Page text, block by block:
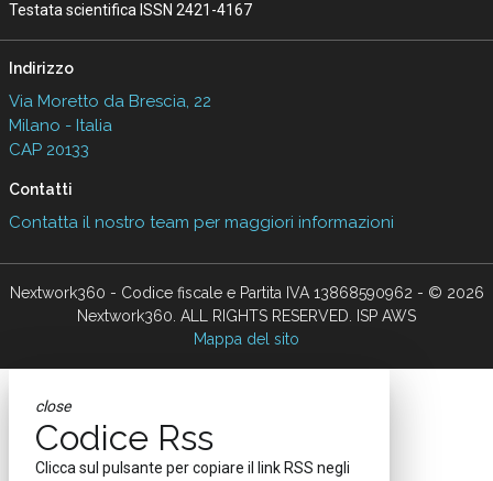
Testata scientifica ISSN 2421-4167
Indirizzo
Via Moretto da Brescia, 22
Milano - Italia
CAP 20133
Contatti
Contatta il nostro team per maggiori informazioni
Nextwork360 - Codice fiscale e Partita IVA 13868590962 - © 2026
Nextwork360. ALL RIGHTS RESERVED. ISP AWS
Mappa del sito
close
Codice Rss
Clicca sul pulsante per copiare il link RSS negli